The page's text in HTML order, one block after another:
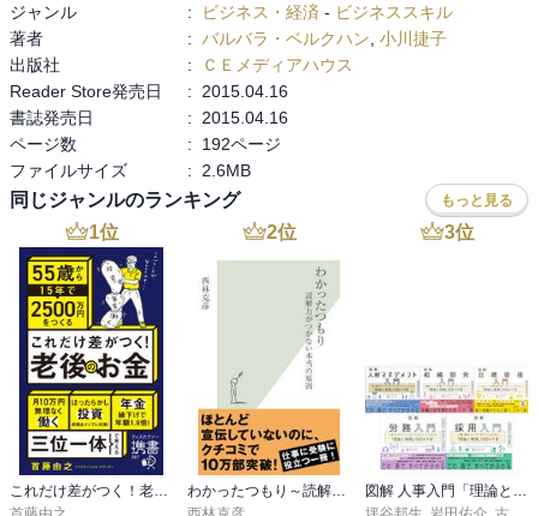
ジャンル : ビジネス・経済 - ビジネススキル
著者
: バルバラ・ベルクハン 小川捷子
出版社
:
ＣＥメディアハウス
Reader Store発売日
:
2015.04.16
書誌発売日
:
2015.04.16
ページ数
:
192ページ
ファイルサイズ
: 2.6MB
同じジャンルのランキング もっと見る
1位
これだけ差がつく！老後のお金 55歳から15年で2500万円をつくる
2位
わかったつもり～読解力がつかない本当の原因～
3位
図解 人事入門「理論と実践」100のツボシリーズ